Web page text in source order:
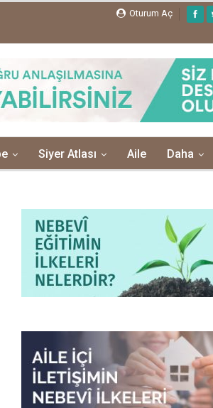
Oturum Aç
Siyer Atlası Aile Daha